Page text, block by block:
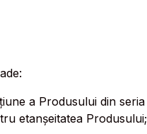
a Produsului din seria
etanșeitatea Produsului;